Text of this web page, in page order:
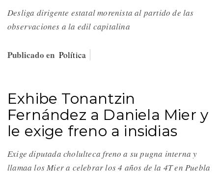
Desliga dirigente estatal morenista al partido de las
observaciones a la edil capitalina
Publicado en Política
Exhibe Tonantzin
Fernández a Daniela Mier y
le exige freno a insidias
Exige diputada cholulteca freno a su pugna interna y
llamaa los Mier a celebrar los 4 años de la 4T en Puebla